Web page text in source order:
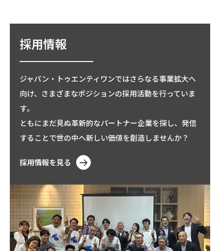
採用情報
ジャパン・トゥエンティワンではさらなる事業拡大へ
向け、さまざまなポジションの採用活動を行っていま
す。
ともにまだ見ぬ革新的なパートナー企業を探し、発信
することで世の中へ新しい価値を創造しませんか？
採用情報を見る